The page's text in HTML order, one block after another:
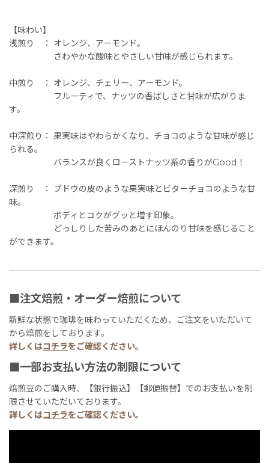
【味わい】
浅煎り ： オレンジ、アーモンド。
さわやかな酸味とやさしい甘味が感じられます。
中煎り ： オレンジ、チェリー、アーモンド。
フルーティで、ナッツの香ばしさと甘味が広がりま
す。
中深煎り： 果実味はやわらかくなり、チョコのような甘味が感じ
られる。
バランスが良くローストナッツ系の香りがGood！
深煎り ： ブドウの皮のような果実味とビターチョコのような甘
味。
ボディとコクがグッと増す印象。
どっしりした苦みのあとにほんのり甘味を感じること
ができます。
■注文焙煎・オーダー焙煎について
新鮮な状態で珈琲を味わっていただくため、ご注文をいただいて
から焙煎をしております。
詳しくはコチラをご確認ください。
■一部お支払い方法の制限について
焙煎豆のご購入時、【銀行振込】【郵便振替】でのお支払いを制
限させていただいております。
詳しくはコチラをご確認ください。